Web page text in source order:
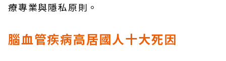
療專業與隱私原則。
腦血管疾病高居國人十大死因